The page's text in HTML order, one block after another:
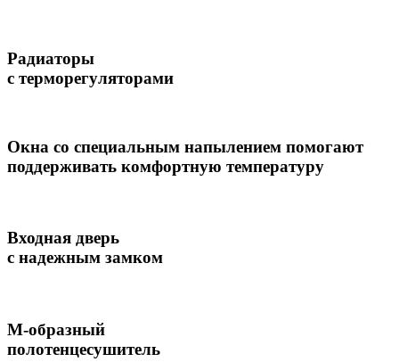
Радиаторы
с терморегуляторами
Окна со специальным напылением помогают
поддерживать комфортную температуру
Входная дверь
с надежным замком
М-образный
полотенцесушитель